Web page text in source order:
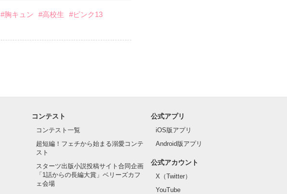
#胸キュン #高校生 #ピンク13
コンテスト
コンテスト一覧
超短編！フェチから始まる溺愛コンテ
スト
スターツ出版小説投稿サイト合同企画
「1話からの長編大賞」ベリーズカフ
ェ会場
公式アプリ
iOS版アプリ
Android版アプリ
公式アカウント
X（Twitter）
YouTube